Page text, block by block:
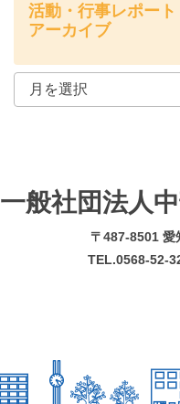
活動・行事レポート
アーカイブ
一般社団法人
〒487-8501 愛
TEL.0568-52-